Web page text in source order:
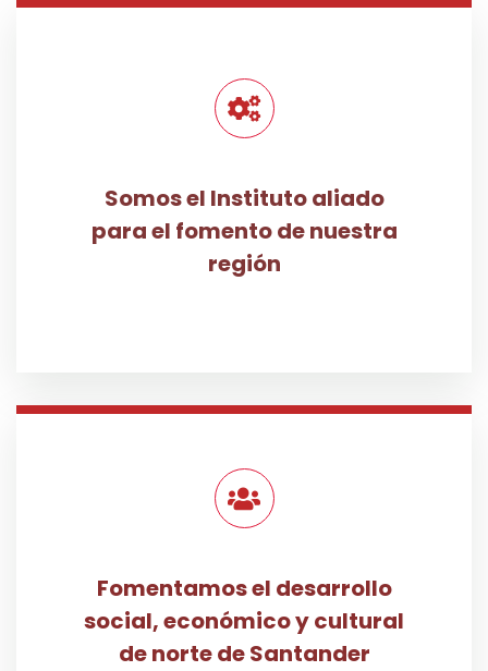
Somos el Instituto aliado
para el fomento de nuestra
región
Fomentamos el desarrollo
social, económico y cultural
de norte de Santander